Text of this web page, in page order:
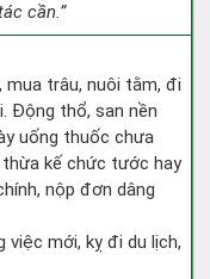
cần.”
mua trâu, nuôi tằm, đi
Động thổ, san nền
uống thuốc chưa
thừa kế chức tước hay
nộp đơn dâng
việc mới, kỵ đi du lịch,